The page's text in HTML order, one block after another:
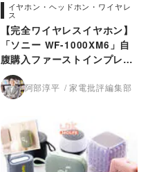
イヤホン・ヘッドホン・ワイヤレ
ス
【完全ワイヤレスイヤホン】
「ソニー WF-1000XM6」自
腹購入ファーストインプレ！
【3年ぶりの最上位モデル登
場！】阿部淳平 家電批評編集部